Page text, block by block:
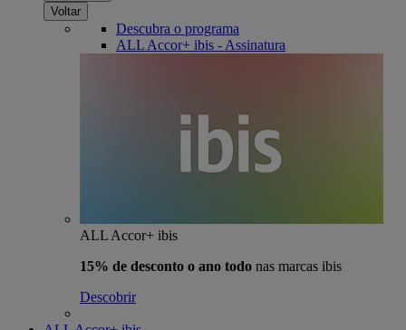
Voltar
Descubra o programa
ALL Accor+ ibis - Assinatura
ALL Accor+ ibis
15% de desconto o ano todo nas marcas ibis
Descobrir